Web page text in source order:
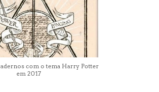
com o tema Harry Potter
em 2017